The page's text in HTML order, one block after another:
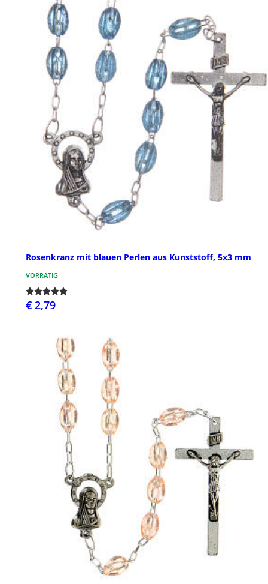
Rosenkranz mit blauen Perlen aus Kunststoff, 5x3 mm
VORRÄTIG
€ 2,79